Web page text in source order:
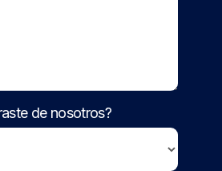
de nosotros?